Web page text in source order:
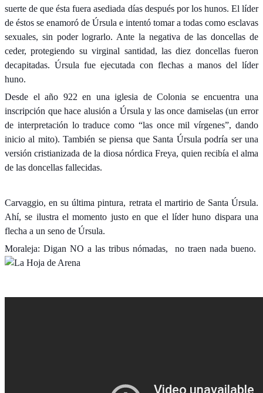
suerte de que ésta fuera asediada días después por los hunos. El líder
de éstos se enamoró de Úrsula e intentó tomar a todas como esclavas
sexuales, sin poder lograrlo. Ante la negativa de las doncellas de
ceder, protegiendo su virginal santidad, las diez doncellas fueron
decapitadas. Úrsula fue ejecutada con flechas a manos del líder
huno.
Desde el año 922 en una iglesia de Colonia se encuentra una
inscripción que hace alusión a Úrsula y las once damiselas (un error
de interpretación lo traduce como “las once mil vírgenes”, dando
inicio al mito). También se piensa que Santa Úrsula podría ser una
versión cristianizada de la diosa nórdica Freya, quien recibía el alma
de las doncellas fallecidas.
Carvaggio, en su última pintura, retrata el martirio de Santa Úrsula.
Ahí, se ilustra el momento justo en que el líder huno dispara una
flecha a un seno de Úrsula.
Moraleja: Digan NO a las tribus nómadas, no traen nada bueno.